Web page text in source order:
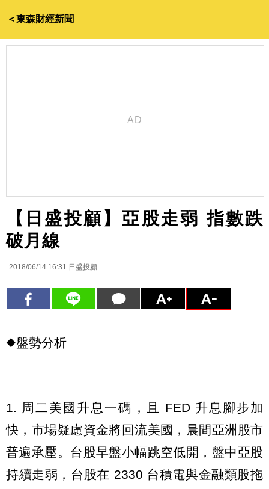
＜東森財經新聞
【日盛投顧】亞股走弱 指數跌
破月線
2018/06/14 16:31 日盛投顧
◆盤勢分析
1. 周二美國升息一碼，且 FED 升息腳步加
快，市場疑慮資金將回流美國，晨間亞洲股市
普遍承壓。台股早盤小幅跳空低開，盤中亞股
持續走弱，台股在 2330 台積電與金融類股拖